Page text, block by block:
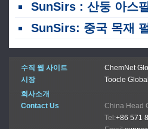
SunSirs : 산둥 아스팔트 시장은
SunSirs: 중국 목재 펄프 가격 7 월 혼합 추
수직 웹 사이트 ChemNet
시장
Toocle Global
회사소개
Contact Us
China
Tel:+86 571